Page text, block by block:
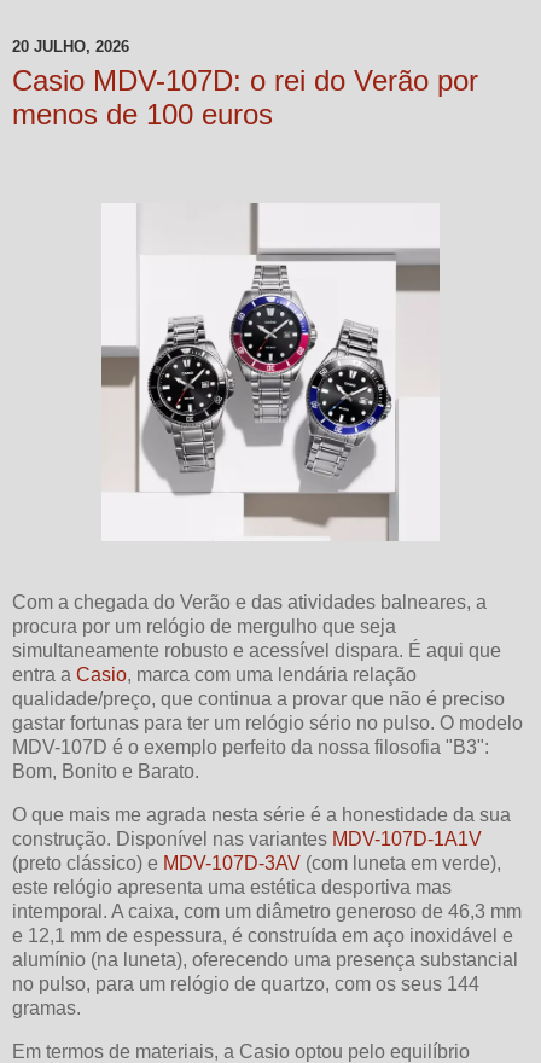
20 JULHO, 2026
Casio MDV-107D: o rei do Verão por
menos de 100 euros
Com a chegada do Verão e das atividades balneares, a
procura por um relógio de mergulho que seja
simultaneamente robusto e acessível dispara. É aqui que
entra a Casio, marca com uma lendária relação
qualidade/preço, que continua a provar que não é preciso
gastar fortunas para ter um relógio sério no pulso. O modelo
MDV-107D é o exemplo perfeito da nossa filosofia "B3":
Bom, Bonito e Barato.
O que mais me agrada nesta série é a honestidade da sua
construção. Disponível nas variantes MDV-107D-1A1V
(preto clássico) e MDV-107D-3AV (com luneta em verde),
este relógio apresenta uma estética desportiva mas
intemporal. A caixa, com um diâmetro generoso de 46,3 mm
e 12,1 mm de espessura, é construída em aço inoxidável e
alumínio (na luneta), oferecendo uma presença substancial
no pulso, para um relógio de quartzo, com os seus 144
gramas.
Em termos de materiais, a Casio optou pelo equilíbrio